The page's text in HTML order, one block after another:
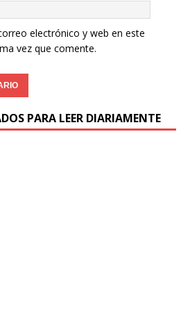
electrónico y web en este
vez que comente.
PARA LEER DIARIAMENTE